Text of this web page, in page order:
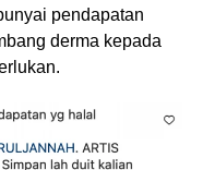
pendapatan
derma kepada